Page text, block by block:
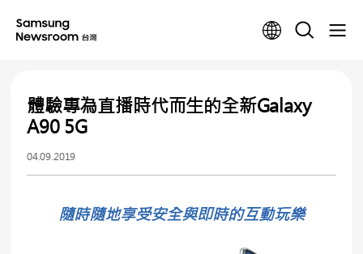
體驗專為直播時代而生的全新Galaxy
A90 5G
04.09.2019
隨時隨地享受安全與即時的互動玩樂